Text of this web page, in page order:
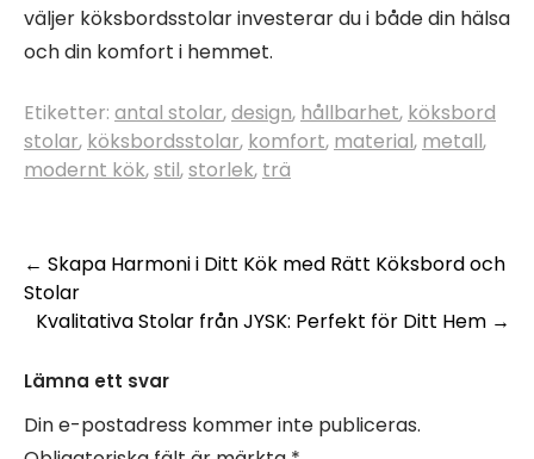
väljer köksbordsstolar investerar du i både din hälsa
och din komfort i hemmet.
Etiketter: antal stolar,design, hållbarhet, köksbord
stolar, köksbordsstolar, komfort, material, metall,
modernt kök,stil,storlek, trä
Inläggsnavigering
← Skapa Harmoni i Ditt Kök med Rätt Köksbord och
Stolar
Kvalitativa Stolar från JYSK: Perfekt för Ditt Hem →
Lämna ett svar
Din e-postadress kommer inte publiceras.